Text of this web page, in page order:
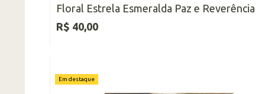
Floral Estrela Esmeralda Paz e Reverência
R$ 40,00
Em destaque